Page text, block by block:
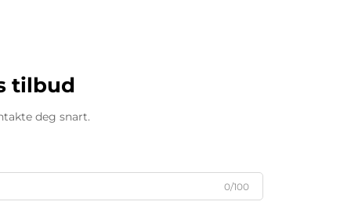
tilbud
deg snart.
0/100